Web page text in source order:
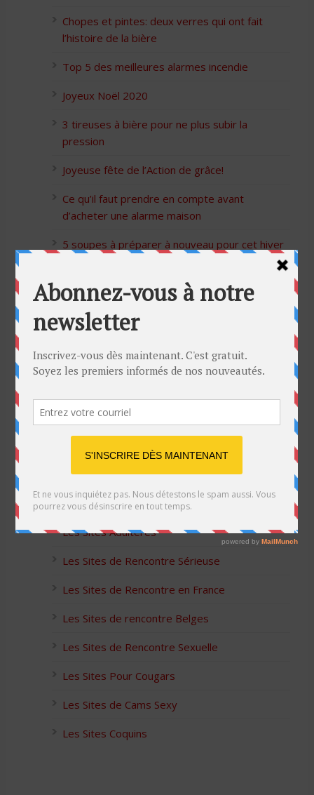
Chopes et pintes: deux verres qui ont fait
l’histoire de la bière
Top 5 des meilleures alarmes incendie
Joyeux Noël 2020
3 tireuses à bière pour ne plus subir la
pression
Joyeuse fête de l’Action de grâce!
Ce qu’il faut prendre en compte avant
d’acheter une alarme maison
5 soupes à préparer à nouveau pour cet hiver
5 idées cadeaux Moulinex pour votre mère
pour l’Action de Grâce
Blague de café: Une femme infidèle trompe
son mari
Listes des Sites de Rencontre
Les Sites Libertins
Les Apps pour les Couples Échangistes
Les Sites Adultères
Les Sites de Rencontre Sérieuse
Les Sites de Rencontre en France
Les Sites de rencontre Belges
Les Sites de Rencontre Sexuelle
Les Sites Pour Cougars
Les Sites de Cams Sexy
Les Sites Coquins